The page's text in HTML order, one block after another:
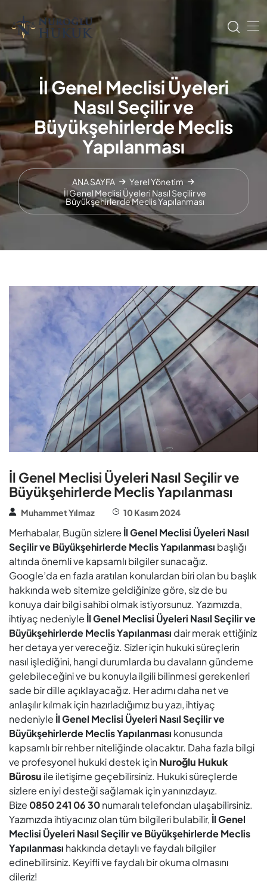
İl Genel Meclisi Üyeleri
Nasıl Seçilir ve
Büyükşehirlerde Meclis
Yapılanması
ANA SAYFA
Yerel Yönetim
İl Genel Meclisi Üyeleri Nasıl Seçilir ve
Büyükşehirlerde Meclis Yapılanması
İl Genel Meclisi Üyeleri Nasıl Seçilir ve
Büyükşehirlerde Meclis Yapılanması
Muhammet Yılmaz 10 Kasım 2024
Merhabalar, Bugün sizlere İl Genel Meclisi Üyeleri Nasıl
Seçilir ve Büyükşehirlerde Meclis Yapılanması başlığı
altında önemli ve kapsamlı bilgiler sunacağız.
Google’da en fazla aratılan konulardan biri olan bu başlık
hakkında web sitemize geldiğinize göre, siz de bu
konuya dair bilgi sahibi olmak istiyorsunuz. Yazımızda,
ihtiyaç nedeniyle İl Genel Meclisi Üyeleri Nasıl Seçilir ve
Büyükşehirlerde Meclis Yapılanması dair merak ettiğiniz
her detaya yer vereceğiz. Sizler için hukuki süreçlerin
nasıl işlediğini, hangi durumlarda bu davaların gündeme
gelebileceğini ve bu konuyla ilgili bilinmesi gerekenleri
sade bir dille açıklayacağız. Her adımı daha net ve
anlaşılır kılmak için hazırladığımız bu yazı, ihtiyaç
nedeniyle İl Genel Meclisi Üyeleri Nasıl Seçilir ve
Büyükşehirlerde Meclis Yapılanması konusunda
kapsamlı bir rehber niteliğinde olacaktır. Daha fazla bilgi
ve profesyonel hukuki destek içinNuroğlu Hukuk
Bürosuile iletişime geçebilirsiniz. Hukuki süreçlerde
sizlere en iyi desteği sağlamak için yanınızdayız.
Bize 0850 241 06 30numaralı telefondan ulaşabilirsiniz.
Yazımızda ihtiyacınız olan tüm bilgileri bulabilir, İl Genel
Meclisi Üyeleri Nasıl Seçilir ve Büyükşehirlerde Meclis
Yapılanması hakkında detaylı ve faydalı bilgiler
edinebilirsiniz. Keyifli ve faydalı bir okuma olmasını
dileriz!